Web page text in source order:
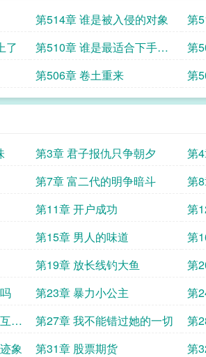
第514章 谁是被入侵的对象
第
了
第510章 谁是最适合下手的
目标
第
人
第506章 卷土重来 第
第3章 君子报仇只争朝夕
第
第7章 富二代的明争暗斗
第
第11章 开户成功
第
第15章 男人的味道
第
第19章 放长线钓大鱼
第
第23章 暴力小公主
第
利
第27章 我不能错过她的一切
第
象 第31章 股票期货
第